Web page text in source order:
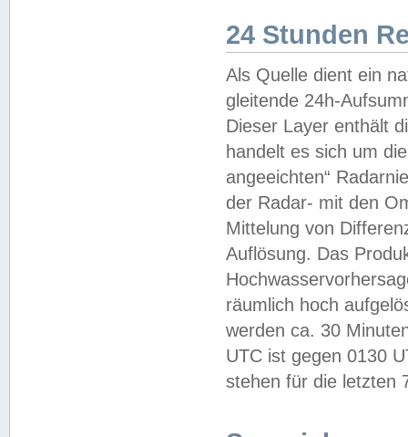
24 Stunden
Als Quelle dient ein
gleitende 24h-
Dieser Layer enthält
handelt es sich um
angeeichten“
der Radar- mit den
Mittelung von
Auflösung. Das
räumlich hoch
werden ca. 30
UTC ist gegen 0130
stehen für die letzten